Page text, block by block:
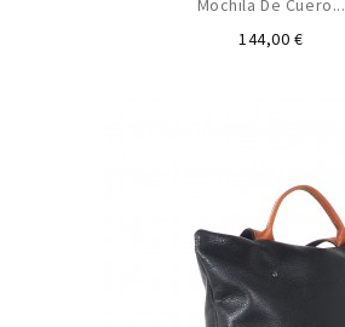
Mochila De Cuero...
144,00 €Precio